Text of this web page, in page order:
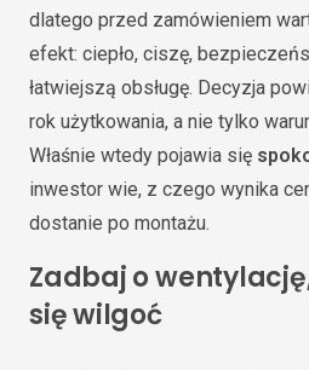
dlatego przed zamówieniem
efekt: ciepło, ciszę,
łatwiejszą obsługę. Decyzja
rok użytkowania, a nie tylko
Właśnie wtedy pojawia się
inwestor wie, z czego wynika
dostanie po montażu.
Zadbaj o
się wilgoć